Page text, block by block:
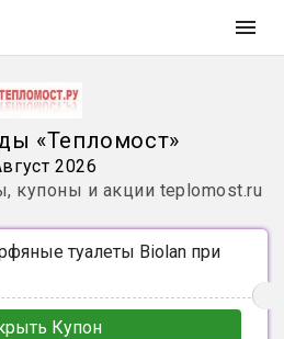
«Тепломост»
2026
купоны и акции teplomost.ru
туалеты Biolan при
Купон